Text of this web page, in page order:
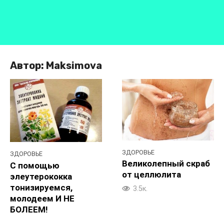
Автор: Maksimova
ЗДОРОВЬЕ
С помощью
элеутерококка
тонизируемся,
молодеем И НЕ
БОЛЕЕМ!
ЗДОРОВЬЕ
Великолепный скраб
от целлюлита
3.5к.